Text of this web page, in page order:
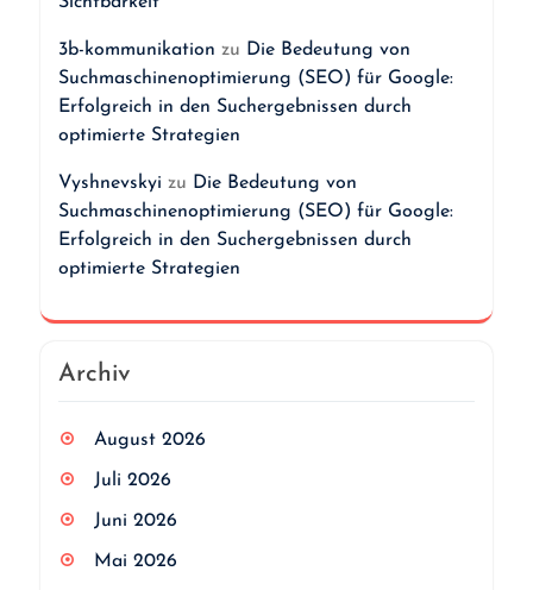
3b-kommunikation zu Die Bedeutung von
Suchmaschinenoptimierung (SEO) für Google:
Erfolgreich in den Suchergebnissen durch
optimierte Strategien
Vyshnevskyi zu Die Bedeutung von
Suchmaschinenoptimierung (SEO) für Google:
Erfolgreich in den Suchergebnissen durch
optimierte Strategien
Archiv
August 2026
Juli 2026
Juni 2026
Mai 2026